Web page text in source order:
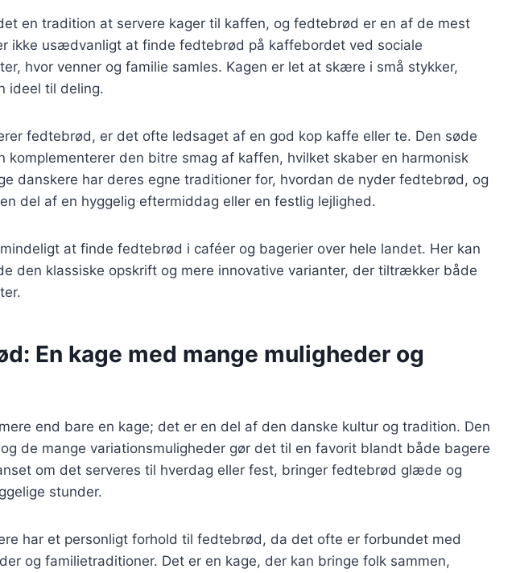
en tradition at servere kager til kaffen, og fedtebrød er en af de mest
ikke usædvanligt at finde fedtebrød på kaffebordet ved sociale
hvor venner og familie samles. Kagen er let at skære i små stykker,
ideel til deling.
fedtebrød, er det ofte ledsaget af en god kop kaffe eller te. Den søde
komplementerer den bitre smag af kaffen, hvilket skaber en harmonisk
danskere har deres egne traditioner for, hvordan de nyder fedtebrød, og
del af en hyggelig eftermiddag eller en festlig lejlighed.
at finde fedtebrød i caféer og bagerier over hele landet. Her kan
den klassiske opskrift og mere innovative varianter, der tiltrækker både
En kage med mange muligheder og
end bare en kage; det er en del af den danske kultur og tradition. Den
de mange variationsmuligheder gør det til en favorit blandt både bagere
om det serveres til hverdag eller fest, bringer fedtebrød glæde og
stunder.
har et personligt forhold til fedtebrød, da det ofte er forbundet med
og familietraditioner. Det er en kage, der kan bringe folk sammen,